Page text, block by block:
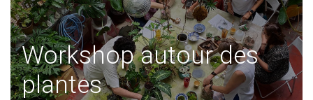
Workshop autour des
plantes